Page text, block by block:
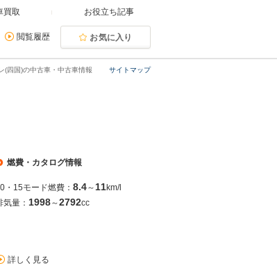
買取 お役立ち記事
閲覧履歴 お気に入り
サイトマップ
(四国)の中古車・中古車情報
燃費・カタログ情報
・15モード燃費： 8.4～ 11km/l
気量： 1998～2792cc
詳しく見る